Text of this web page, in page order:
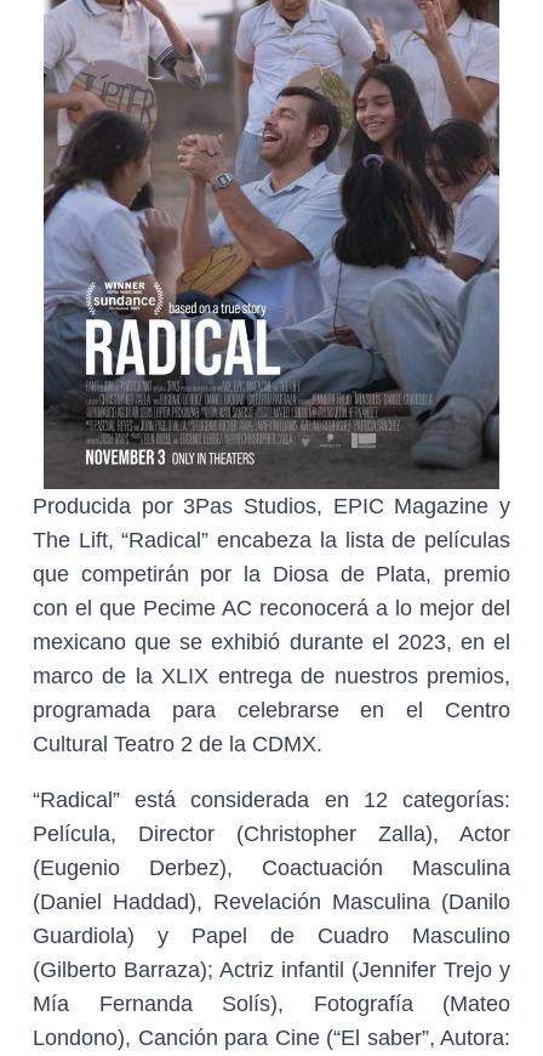
Producida por 3Pas Studios, EPIC Magazine y
The Lift, “Radical” encabeza la lista de películas
que competirán por la Diosa de Plata, premio
con el que Pecime AC reconocerá a lo mejor del
mexicano que se exhibió durante el 2023, en el
marco de la XLIX entrega de nuestros premios,
programada para celebrarse en el Centro
Cultural Teatro 2 de la CDMX.
“Radical” está considerada en 12 categorías:
Película, Director (Christopher Zalla), Actor
(Eugenio Derbez), Coactuación Masculina
(Daniel Haddad), Revelación Masculina (Danilo
Guardiola) y Papel de Cuadro Masculino
(Gilberto Barraza); Actriz infantil (Jennifer Trejo y
Mía Fernanda Solís), Fotografía (Mateo
Londono), Canción para Cine (“El saber”, Autora: